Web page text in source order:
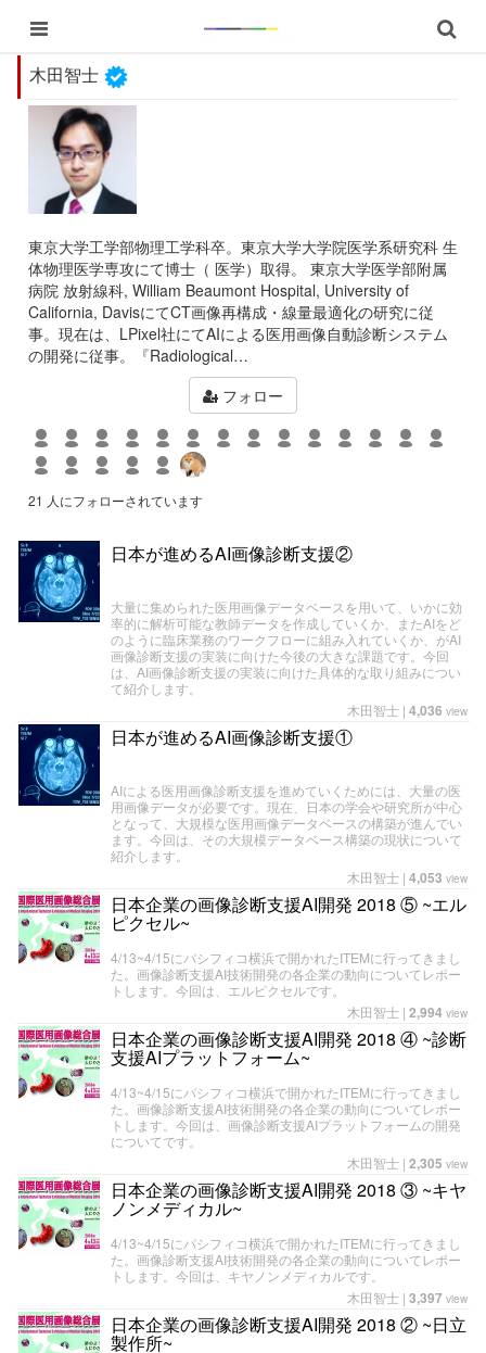
木田智士
東京大学工学部物理工学科卒。東京大学大学院医学系研究科 生
体物理医学専攻にて博士（ 医学）取得。 東京大学医学部附属
病院 放射線科, William Beaumont Hospital, University of
California, DavisにてCT画像再構成・線量最適化の研究に従
事。現在は、LPixel社にてAIによる医用画像自動診断システム
の開発に従事。『Radiological…
フォロー
21 人にフォローされています
日本が進めるAI画像診断支援②
大量に集められた医用画像データベースを用いて、いかに効
率的に解析可能な教師データを作成していくか、またAIをど
のように臨床業務のワークフローに組み入れていくか、がAI
画像診断支援の実装に向けた今後の大きな課題です。今回
は、AI画像診断支援の実装に向けた具体的な取り組みについ
て紹介します。
木田智士 | 4,036 view
日本が進めるAI画像診断支援①
AIによる医用画像診断支援を進めていくためには、大量の医
用画像データが必要です。現在、日本の学会や研究所が中心
となって、大規模な医用画像データベースの構築が進んでい
ます。今回は、その大規模データベース構築の現状について
紹介します。
木田智士 | 4,053 view
日本企業の画像診断支援AI開発 2018 ⑤ ~エル
ピクセル~
4/13~4/15にパシフィコ横浜で開かれたITEMに行ってきまし
た。画像診断支援AI技術開発の各企業の動向についてレポー
トします。今回は、エルピクセルです。
木田智士 | 2,994 view
日本企業の画像診断支援AI開発 2018 ④ ~診断
支援AIプラットフォーム~
4/13~4/15にパシフィコ横浜で開かれたITEMに行ってきまし
た。画像診断支援AI技術開発の各企業の動向についてレポー
トします。今回は、画像診断支援AIプラットフォームの開発
についてです。
木田智士 | 2,305 view
日本企業の画像診断支援AI開発 2018 ③ ~キヤ
ノンメディカル~
4/13~4/15にパシフィコ横浜で開かれたITEMに行ってきまし
た。画像診断支援AI技術開発の各企業の動向についてレポー
トします。今回は、キヤノンメディカルです。
木田智士 | 3,397 view
日本企業の画像診断支援AI開発 2018 ② ~日立
製作所~